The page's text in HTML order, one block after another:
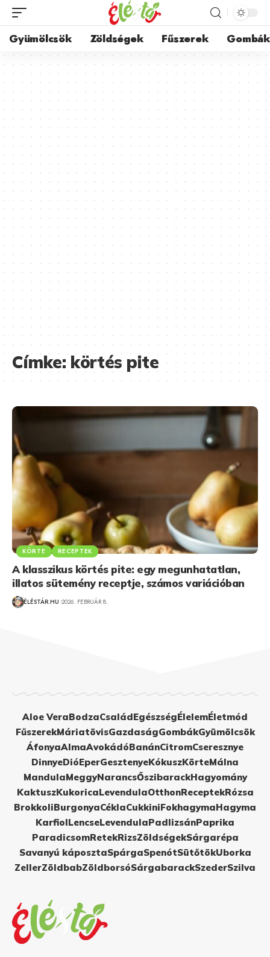
Gyümölcsök Zöldségek Fűszerek Gombák
Címke:körtés pite
KÖRTE RECEPTEK
A klasszikus körtés pite: egy megunhatatlan,
illatos sütemény receptje, számos variációban
ÉLÉSTÁR.HU 2026. FEBRUÁR 8.
Aloe VeraBodzaCsaládEgészségÉlelemÉletmód
FűszerekMáriatövisGazdaságGombákGyümölcsök
ÁfonyaAlmaAvokádóBanánCitromCseresznye
DinnyeDióEperGesztenyeKókuszKörteMálna
MandulaMeggyNarancsŐszibarackHagyomány
KaktuszKukoricaLevendulaOtthonReceptekRózsa
BrokkoliBurgonyaCéklaCukkiniFokhagymaHagyma
KarfiolLencseLevendulaPadlizsánPaprika
ParadicsomRetekRizsZöldségekSárgarépa
Savanyú káposztaSpárgaSpenótSütőtökUborka
ZellerZöldbabZöldborsóSárgabarackSzederSzilva